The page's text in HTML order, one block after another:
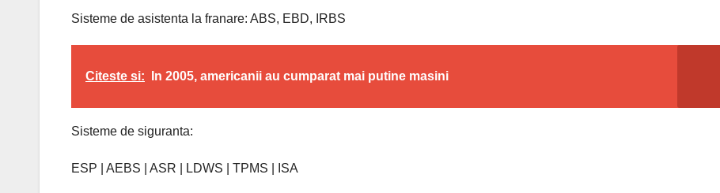
Sisteme de asistenta la franare: ABS, EBD, IRBS
Citeste si: In 2005, americanii au cumparat mai putine masini
Sisteme de siguranta:
ESP | AEBS | ASR | LDWS | TPMS | ISA